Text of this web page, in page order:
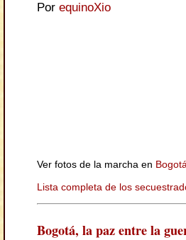
Por equinoXio
Ver fotos de la marcha en
Lista completa de los
Bogotá, la paz entre la